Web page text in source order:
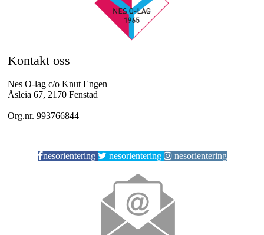
Kontakt oss
Nes O-lag c/o Knut Engen
Åsleia 67, 2170 Fenstad
Org.nr. 993766844
nesorientering nesorientering nesorientering